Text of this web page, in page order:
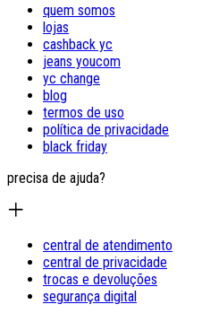
quem somos
lojas
cashback yc
jeans youcom
yc change
blog
termos de uso
política de privacidade
black friday
precisa de ajuda?
central de atendimento
central de privacidade
trocas e devoluções
segurança digital